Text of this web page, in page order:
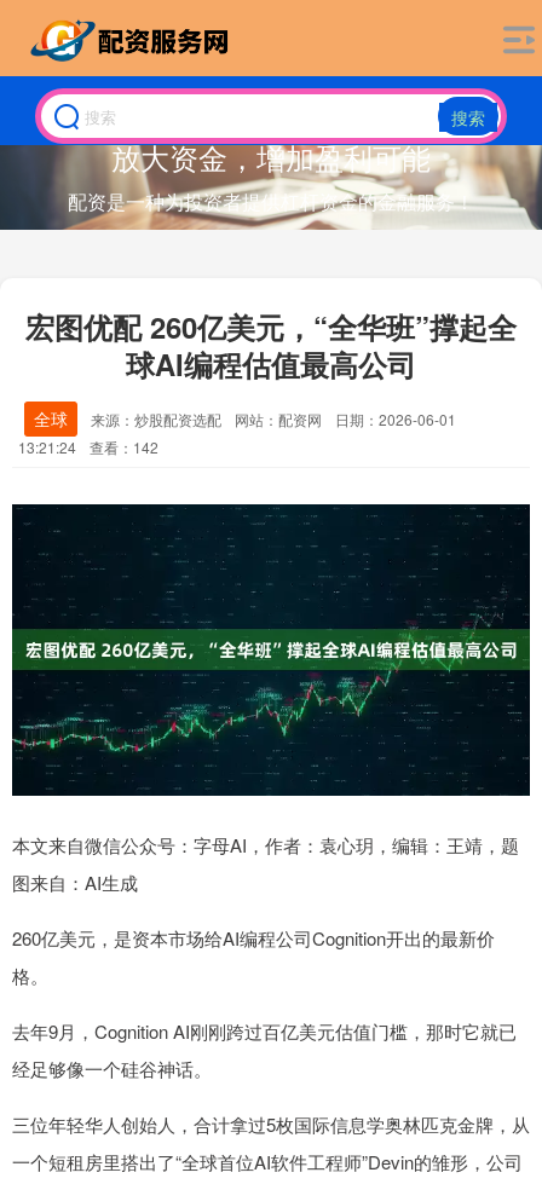
搜索
放大资金，增加盈利可能
配资是一种为投资者提供杠杆资金的金融服务！
宏图优配 260亿美元，“全华班”撑起全
球AI编程估值最高公司
全球 来源：炒股配资选配 网站：配资网
日期：2026-06-01
13:21:24
查看：142
本文来自微信公众号：字母AI，作者：袁心玥，编辑：王靖，题
图来自：AI生成
260亿美元，是资本市场给AI编程公司Cognition开出的最新价
格。
去年9月，Cognition AI刚刚跨过百亿美元估值门槛，那时它就已
经足够像一个硅谷神话。
三位年轻华人创始人，合计拿过5枚国际信息学奥林匹克金牌，从
一个短租房里搭出了“全球首位AI软件工程师”Devin的雏形，公司